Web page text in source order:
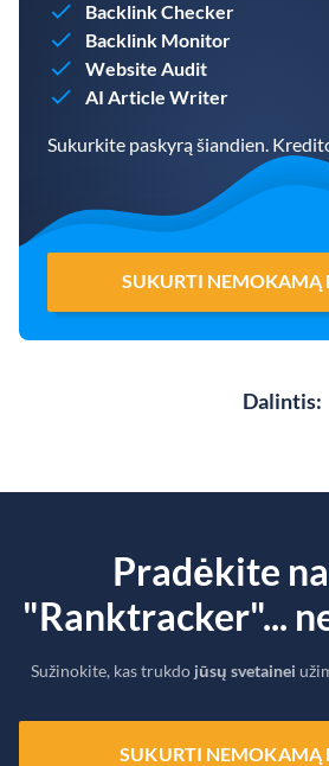
Backlink Checker
Backlink Monitor
Website Audit
AI Article Writer
Sukurkite paskyrą šiandien.
SUKURTI NEMOKAMĄ
Dalintis:
Pradėkite
"Ranktracker"...
Sužinokite, kas trukdo jūsų svetainei
SUKURTI NEMOKAMĄ